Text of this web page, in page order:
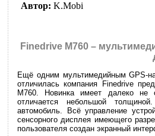
Автор: K.Mobi
Finedrive M760 –
Ещё одним мультимедийным GPS-
отличилась компания Finedrive
M760. Новинка имеет далеко
отличается небольшой
автомобиль. Всё управление
сенсорного дисплея имеющего
пользователя создан экранный